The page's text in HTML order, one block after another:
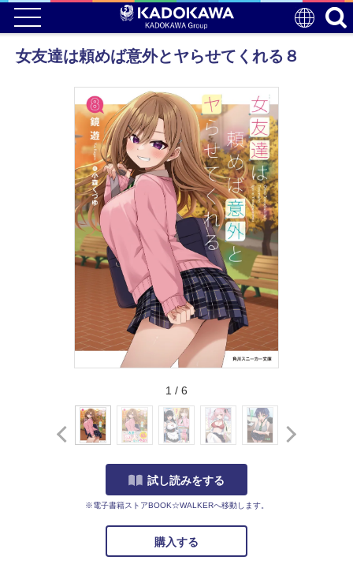
女友達は頼めば意外とヤらせてくれる８
1 / 6
試し読みをする
※電子書籍ストアBOOK☆WALKERへ移動します。
購入する